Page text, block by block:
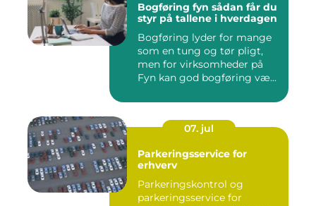
Bogføring fyn sådan får du
styr på tallene i hverdagen
Bogføring lyder for mange
som en tung og tør pligt,
men for virksomheder på
Fyn kan god bogføring væ...
07. jul
Parkeringsservice for
erhverv
Parkeringskontrol og
parkeringsservice for